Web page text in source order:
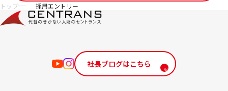
サイト内の現在地
トップ 採用エントリー
社長ブログはこちら